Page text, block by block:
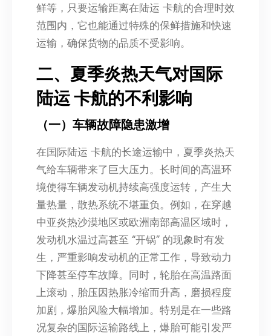
鲜等，只要运输距离在陆运 卡航的合理时效
范围内，它也能通过特殊的保鲜措施和快速
运输，确保货物的品质不受影响。
二、夏季炎热天气对国际
陆运 卡航的不利影响
（一）车辆故障隐患激增
在国际陆运 卡航的长途运输中，夏季炎热天
气给车辆带来了巨大压力。长时间的高温环
境使得车辆发动机持续高强度运转，产生大
量热量，散热系统不堪重负。例如，在穿越
中亚炎热沙漠地区或欧洲南部高温区域时，
发动机水温过高甚至 “开锅” 的现象时有发
生，严重影响发动机的正常工作，导致动力
下降甚至停车故障。同时，轮胎在高温路面
上滚动，胎压因热胀冷缩而升高，磨损程度
加剧，爆胎风险大幅增加。特别是在一些路
况复杂的国际运输路线上，爆胎可能引发严